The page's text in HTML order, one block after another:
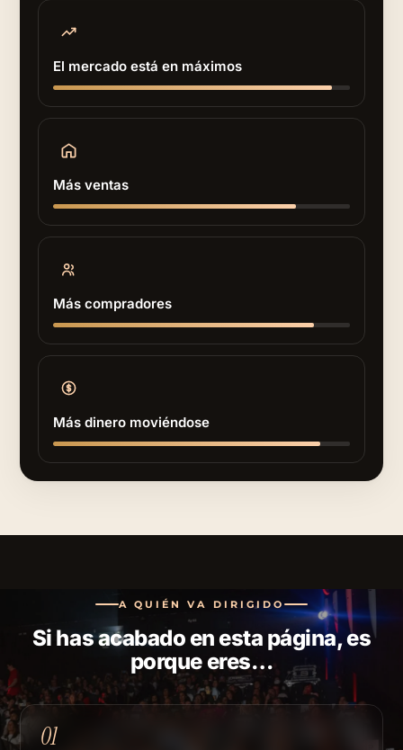
El mercado está en máximos
Más ventas
Más compradores
Más dinero moviéndose
A QUIÉN VA DIRIGIDO
Si has acabado en esta página, es
porque eres…
01